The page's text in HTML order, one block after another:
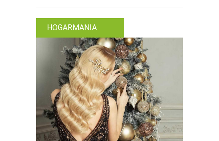
HOGARMANIA